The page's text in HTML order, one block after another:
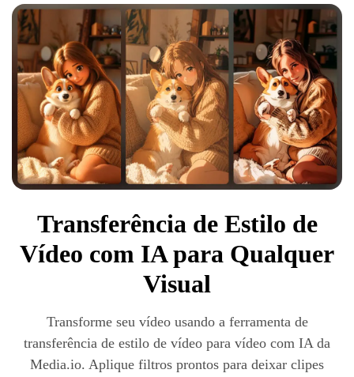
Transferência de Estilo de
Vídeo com IA para Qualquer
Visual
Transforme seu vídeo usando a ferramenta de
transferência de estilo de vídeo para vídeo com IA da
Media.io. Aplique filtros prontos para deixar clipes